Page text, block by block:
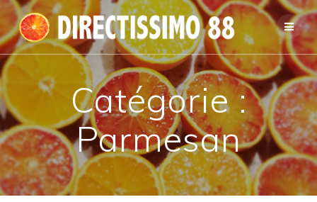
Passer
au
contenu
Catégorie :
Parmesan